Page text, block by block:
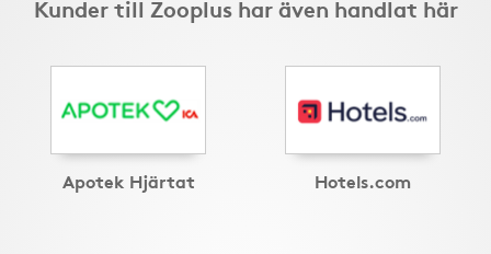
Kunder till Zooplus har även handlat här
Apotek Hjärtat Hotels.com